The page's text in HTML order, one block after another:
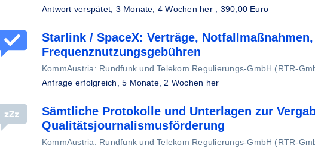
Antwort verspätet, 3 Monate, 4 Wochen her, 390,00 Euro
Starlink / SpaceX: Verträge,
Frequenznutzungsgebühren
KommAustria: Rundfunk und Telekom Regulierungs-GmbH (RTR-
Anfrage erfolgreich,5 Monate, 2 Wochen her
Sämtliche Protokolle und Unterlagen zur
Qualitätsjournalismusförderung
KommAustria: Rundfunk und Telekom Regulierungs-GmbH (RTR-